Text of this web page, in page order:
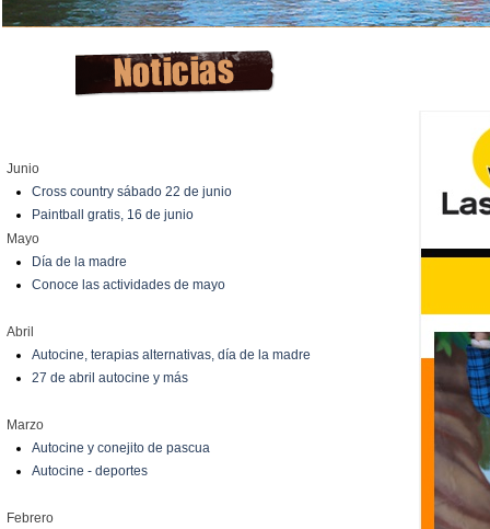
Junio
Cross country sábado 22 de junio
Paintball gratis, 16 de junio
Mayo
Día de la madre
Conoce las actividades de mayo
Abril
Autocine, terapias alternativas, día de la madre
27 de abril autocine y más
Marzo
Autocine y conejito de pascua
Autocine - deportes
Febrero